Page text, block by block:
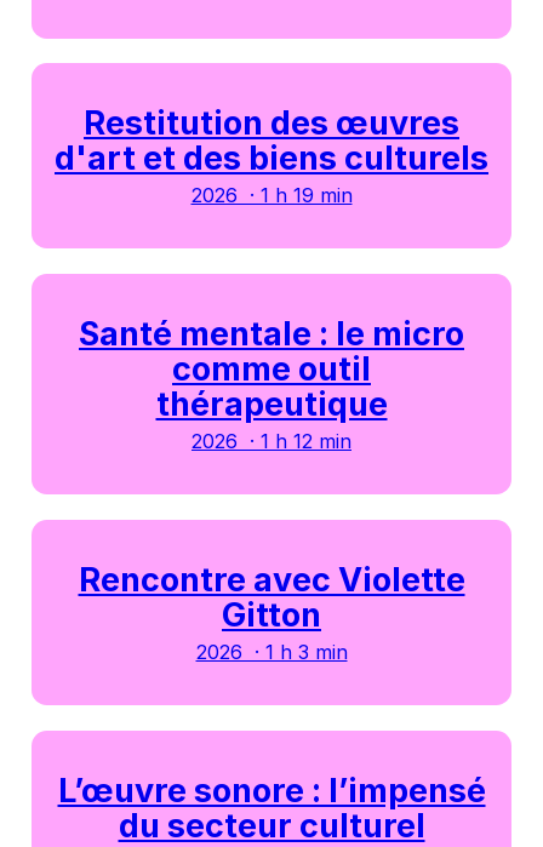
Restitution des œuvres
d'art et des biens culturels
2026 · 1 h 19 min
Santé mentale : le micro
comme outil
thérapeutique
2026 · 1 h 12 min
Rencontre avec Violette
Gitton
2026 · 1 h 3 min
L’œuvre sonore : l’impensé
du secteur culturel